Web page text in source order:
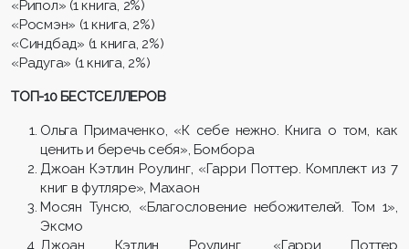
«Рипол» (1 книга, 2%)
«Росмэн» (1 книга, 2%)
«Синдбад» (1 книга, 2%)
«Радуга» (1 книга, 2%)
ТОП-10 БЕСТСЕЛЛЕРОВ
Ольга Примаченко, «К себе нежно. Книга о том, как
ценить и беречь себя», Бомбора
Джоан Кэтлин Роулинг, «Гарри Поттер. Комплект из 7
книг в футляре», Махаон
Мосян Тунсю, «Благословение небожителей. Том 1»,
Эксмо
Джоан Кэтлин Роулинг, «Гарри Поттер